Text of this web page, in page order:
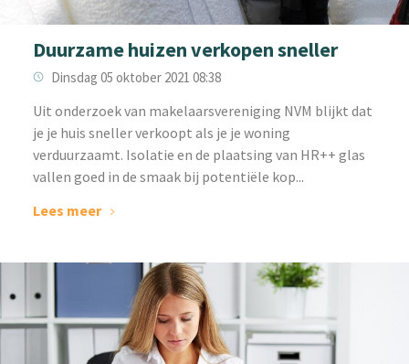
Duurzame huizen verkopen sneller
Dinsdag 05 oktober 2021 08:38
‌Uit onderzoek van makelaarsvereniging NVM blijkt dat
je je huis sneller verkoopt als je je woning
verduurzaamt. Isolatie en de plaatsing van HR++ glas
vallen goed in de smaak bij potentiële kop...
Lees meer